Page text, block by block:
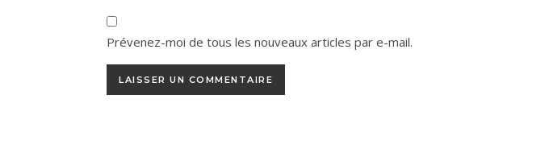
Prévenez-moi de tous les nouveaux articles par e-mail.